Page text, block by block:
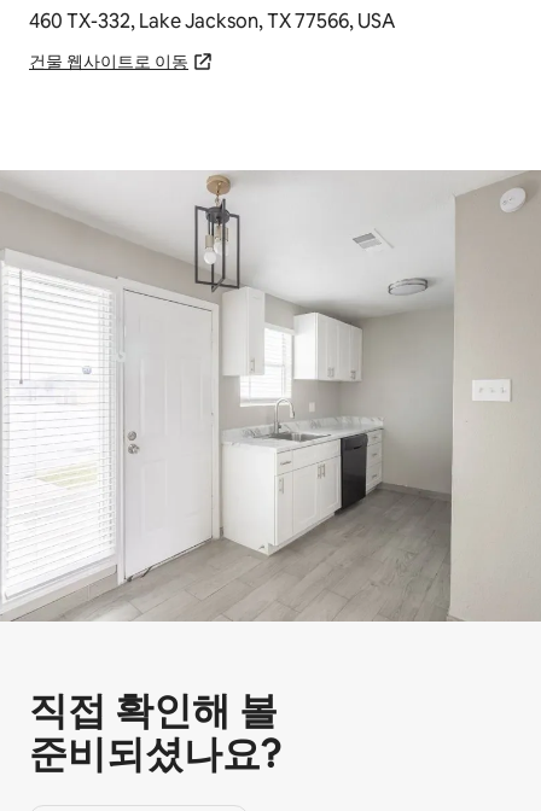
460 TX-332, Lake Jackson, TX 77566, USA
건물 웹사이트로 이동
직접 확인해 볼
준비되셨나요?